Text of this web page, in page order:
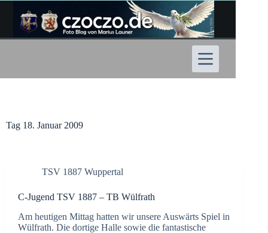
Inhalt
springen
Tag 18. Januar 2009
TSV 1887 Wuppertal
C-Jugend TSV 1887 – TB Wülfrath
Am heutigen Mittag hatten wir unsere Auswärts Spiel in
Wülfrath. Die dortige Halle sowie die fantastische